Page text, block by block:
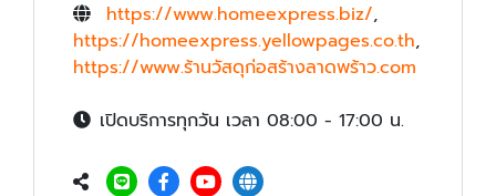
https://www.homeexpress.biz/,
https://homeexpress.yellowpages.co.th,
https://www.ร้านวัสดุก่อสร้างลาดพร้าว.com
เปิดบริการทุกวัน เวลา 08:00 - 17:00 น.